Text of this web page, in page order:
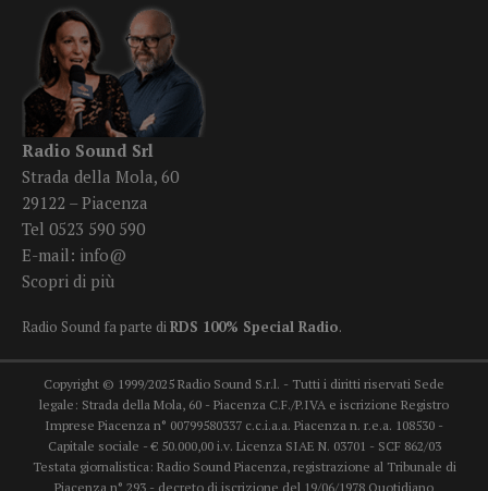
Radio Sound Srl
Strada della Mola, 60
29122 – Piacenza
Tel 0523 590 590
E-mail: info@
Scopri di più
Radio Sound fa parte diRDS 100% Special Radio.
Copyright © 1999/2025 Radio Sound S.r.l. - Tutti i diritti riservati Sede
legale: Strada della Mola, 60 - Piacenza C.F./P.IVA e iscrizione Registro
Imprese Piacenza n° 00799580337 c.c.i.a.a. Piacenza n. r.e.a. 108530 -
Capitale sociale - € 50.000,00 i.v. Licenza SIAE N. 03701 - SCF 862/03
Testata giornalistica: Radio Sound Piacenza, registrazione al Tribunale di
Piacenza n° 293 - decreto di iscrizione del 19/06/1978 Quotidiano